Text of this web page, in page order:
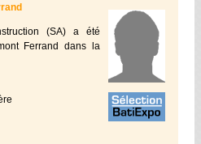
(SA) a été
Ferrand dans la